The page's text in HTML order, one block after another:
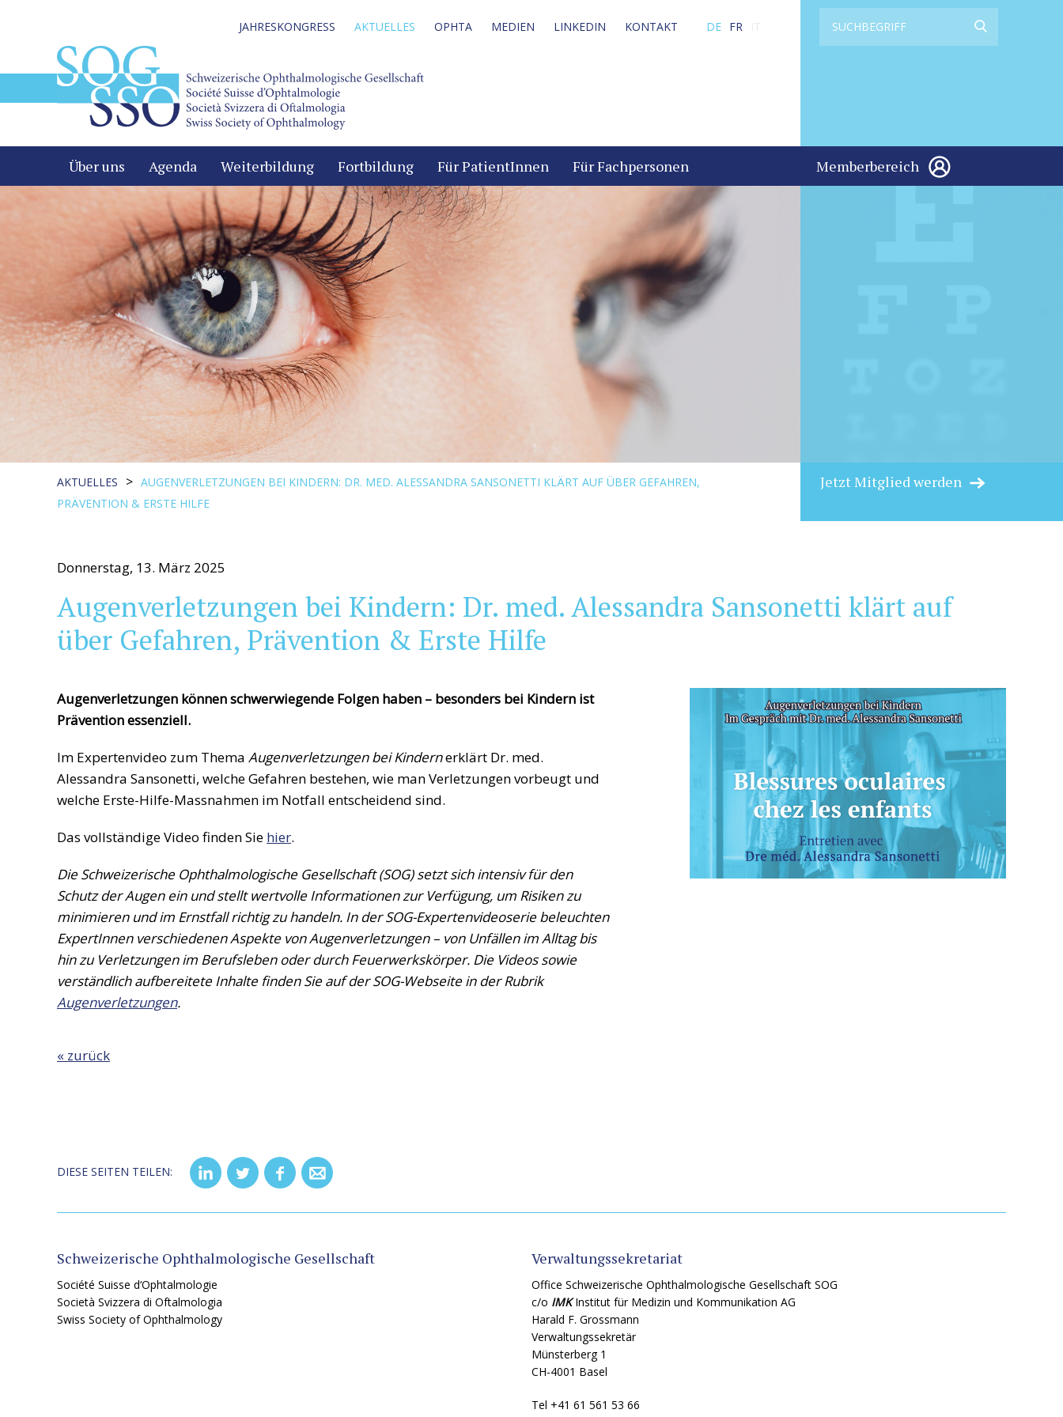
JAHRESKONGRESS AKTUELLES OPHTA MEDIEN LINKEDIN KONTAKT DE FR
Über uns Agenda Weiterbildung Fortbildung Für PatientInnen Für Fachpersonen Memberbereich
AKTUELLES > AUGENVERLETZUNGEN BEI KINDERN: DR. MED. ALESSANDRA SANSONETTI KLÄRT AUF ÜBER GEFAHREN,
PRÄVENTION & ERSTE HILFE
Jetzt Mitglied werden
Donnerstag, 13. März 2025
Augenverletzungen bei Kindern: Dr. med. Alessandra Sansonetti klärt auf
über Gefahren, Prävention & Erste Hilfe
Augenverletzungen können schwerwiegende Folgen haben – besonders bei Kindern ist
Prävention essenziell.
Im Expertenvideo zum Thema Augenverletzungen bei Kindernerklärt Dr. med.
Alessandra Sansonetti, welche Gefahren bestehen, wie man Verletzungen vorbeugt und
welche Erste-Hilfe-Massnahmen im Notfall entscheidend sind.
Das vollständige Video finden Sie hier.
Die Schweizerische Ophthalmologische Gesellschaft (SOG) setzt sich intensiv für den
Schutz der Augen ein und stellt wertvolle Informationen zur Verfügung, um Risiken zu
minimieren und im Ernstfall richtig zu handeln. In der SOG-Expertenvideoserie beleuchten
ExpertInnen verschiedenen Aspekte von Augenverletzungen – von Unfällen im Alltag bis
hin zu Verletzungen im Berufsleben oder durch Feuerwerkskörper. Die Videos sowie
verständlich aufbereitete Inhalte finden Sie auf der SOG-Webseite in der Rubrik
Augenverletzungen.
« zurück
DIESE SEITEN TEILEN:
Schweizerische Ophthalmologische Gesellschaft
Société Suisse d‘Ophtalmologie
Società Svizzera di Oftalmologia
Swiss Society of Ophthalmology
Verwaltungssekretariat
Office Schweizerische Ophthalmologische Gesellschaft SOG
c/o IMKInstitut für Medizin und Kommunikation AG
Harald F. Grossmann
Verwaltungssekretär
Münsterberg 1
CH-4001 Basel
Tel +41 61 561 53 66